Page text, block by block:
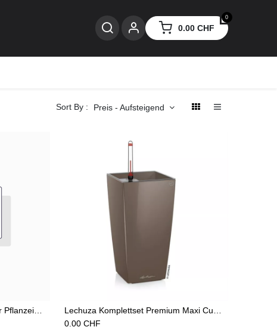
0
0.00CHF
Sort By : Preis - Aufsteigend
Add to Cart
0.00CHF